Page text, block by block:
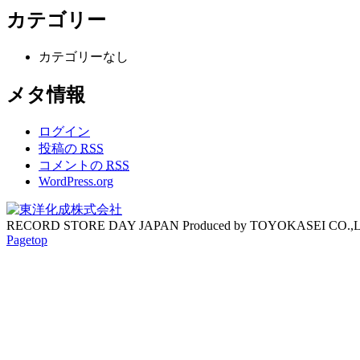
カテゴリー
カテゴリーなし
メタ情報
ログイン
投稿の RSS
コメントの RSS
WordPress.org
RECORD STORE DAY JAPAN Produced by TOYOKASEI
Pagetop